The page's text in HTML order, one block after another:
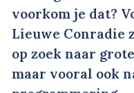
voorkom je dat?
Lieuwe Conradie
op zoek naar
maar vooral ook